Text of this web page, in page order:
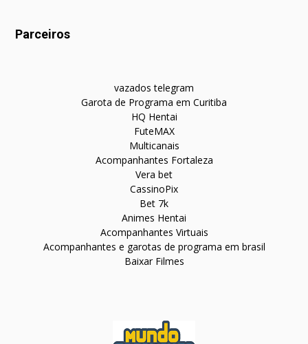
Parceiros
vazados telegram
Garota de Programa em Curitiba
HQ Hentai
FuteMAX
Multicanais
Acompanhantes Fortaleza
Vera bet
CassinoPix
Bet 7k
Animes Hentai
Acompanhantes Virtuais
Acompanhantes e garotas de programa em brasil
Baixar Filmes